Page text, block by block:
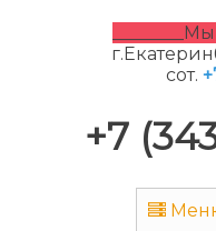
сот.
+7